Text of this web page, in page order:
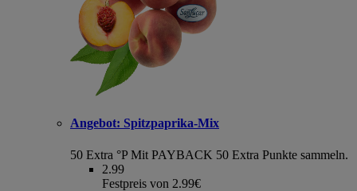
Angebot: Spitzpaprika-Mix
50 Extra °P Mit PAYBACK 50 Extra Punkte sammeln.
2.99
Festpreis von 2.99€